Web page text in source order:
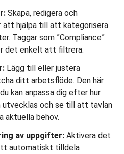
Skapa, redigera och
att hjälpa till att kategorisera
Taggar som ”Compliance”
det enkelt att filtrera.
Lägg till eller justera
ditt arbetsflöde. Den här
kan anpassa dig efter hur
utvecklas och se till att tavlan
aktuella behov.
av uppgifter: Aktivera det
automatiskt tilldela